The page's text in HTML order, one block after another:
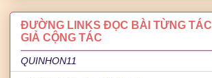
ĐƯỜNG LINKS ĐỌC BÀI TỪNG TÁC
GIẢ CỘNG TÁC
QUINHON11